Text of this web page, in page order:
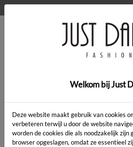
> Cardigan
Artikelcode:
Welkom bij Just
Deze website maakt gebruik van cookies
verbeteren terwijl u door de website
worden de cookies die als noodzakelijk zijn
browser opgeslagen, omdat ze essentieel